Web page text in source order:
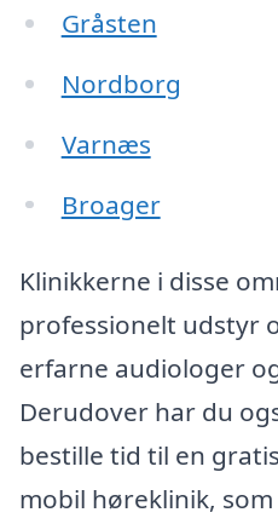
Gråsten
Nordborg
Varnæs
Broager
Klinikkerne i disse
professionelt udstyr
erfarne audiologer
Derudover har du
bestille tid til en
mobil høreklinik,